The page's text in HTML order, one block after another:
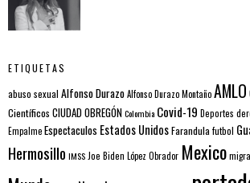
ETIQUETAS
abuso sexual Alfonso DurazoAlfonso Durazo MontañoAMLO
Científicos CIUDAD OBREGÓNColombia Covid-19 Deportes
EmpalmeEspectaculos Estados UnidosFarandula futbol
Hermosillo IMSS Joe Biden López Obrador Mexico